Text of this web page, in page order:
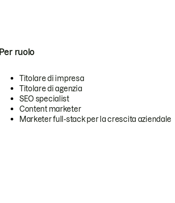
Per ruolo
Titolare di impresa
Titolare di agenzia
SEO specialist
Content marketer
Marketer full-stack per la crescita aziendale